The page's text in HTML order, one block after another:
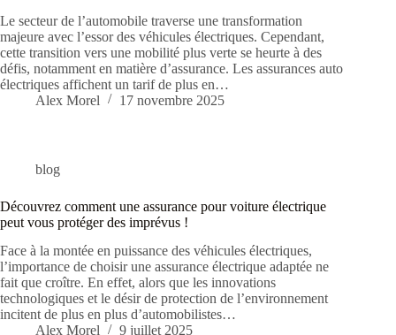
Le secteur de l’automobile traverse une transformation
majeure avec l’essor des véhicules électriques. Cependant,
cette transition vers une mobilité plus verte se heurte à des
défis, notamment en matière d’assurance. Les assurances auto
électriques affichent un tarif de plus en…
Alex Morel
17 novembre 2025
blog
Découvrez comment une assurance pour voiture électrique
peut vous protéger des imprévus !
Face à la montée en puissance des véhicules électriques,
l’importance de choisir une assurance électrique adaptée ne
fait que croître. En effet, alors que les innovations
technologiques et le désir de protection de l’environnement
incitent de plus en plus d’automobilistes…
Alex Morel
9 juillet 2025